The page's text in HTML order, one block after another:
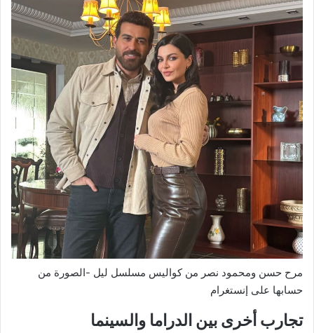
مرح حسن ومحمود نصر من كواليس مسلسل ليل -الصورة من
حسابها على إنستغرام
تجارب أخرى بين الدراما والسينما